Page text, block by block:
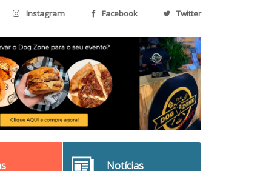
Instagram Facebook Twitter
Notícias